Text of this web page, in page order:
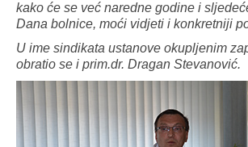
kako će se već naredne godine i
Dana bolnice, moći vidjeti i konkretniji
U ime sindikata ustanove okupljenim
obratio se i prim.dr. Dragan Stevanović.